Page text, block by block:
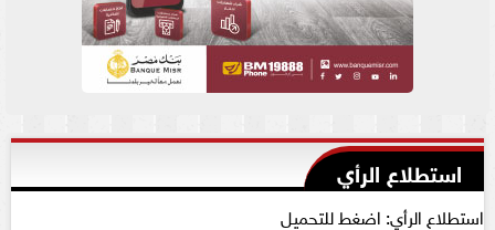
استطلاع الرأي
استطلاع الرأي: اضغط للتحميل